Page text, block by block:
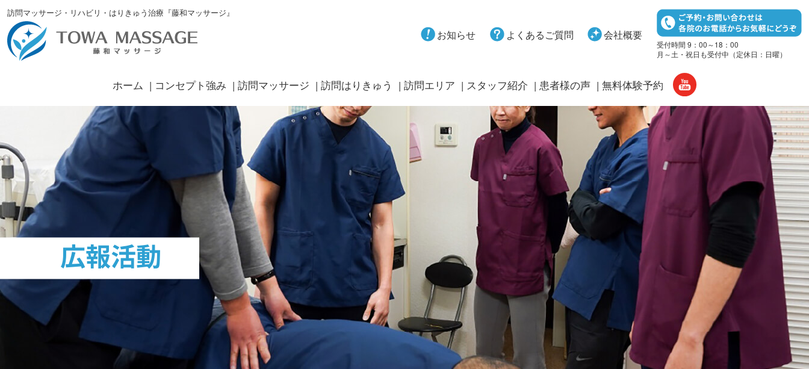
訪問マッサージ・リハビリ・はりきゅう治療『藤和マッサージ』
お知らせ よくあるご質問 会社概要
受付時間 9：00～18：00
月～土・祝日も受付中（定休日：日曜）
ホーム コンセプト強み 訪問マッサージ 訪問はりきゅう 訪問エリア スタッフ紹介 患者様の声 無料体験予約
広報活動